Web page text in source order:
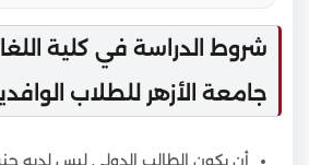
شروط الدراسة في كلية
جامعة الأزهر للطلاب
أن يكون الطالب الدولي ليس لديه